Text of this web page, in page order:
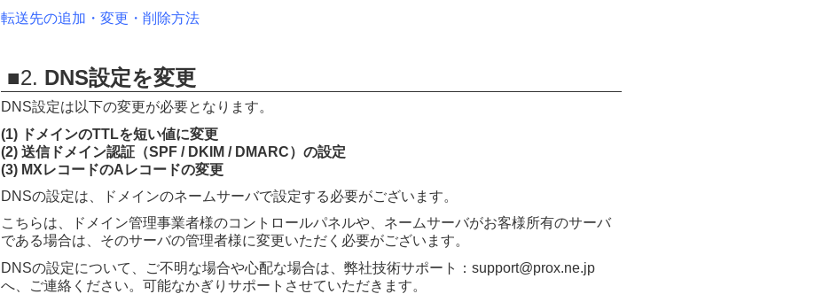
転送先の追加・変更・削除方法
■2. DNS設定を変更
DNS設定は以下の変更が必要となります。
(1) ドメインのTTLを短い値に変更
(2) 送信ドメイン認証（SPF / DKIM / DMARC）の設定
(3) MXレコードのAレコードの変更
DNSの設定は、ドメインのネームサーバで設定する必要がございます。
こちらは、ドメイン管理事業者様のコントロールパネルや、ネームサーバがお客様所有のサーバ
である場合は、そのサーバの管理者様に変更いただく必要がございます。
DNSの設定について、ご不明な場合や心配な場合は、弊社技術サポート：support@prox.ne.jp
へ、ご連絡ください。可能なかぎりサポートさせていただきます。